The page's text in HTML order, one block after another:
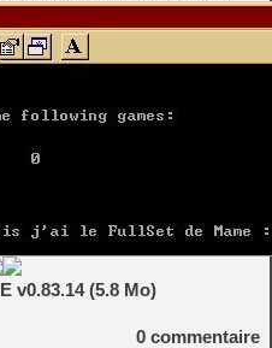
v0.83.14 (5.8 Mo)
0 commentaire